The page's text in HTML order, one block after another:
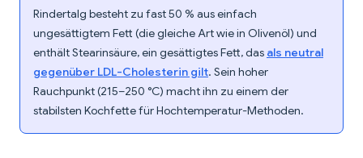
Rindertalg besteht zu fast 50 % aus einfach
ungesättigtem Fett (die gleiche Art wie in Olivenöl) und
enthält Stearinsäure, ein gesättigtes Fett, das als neutral
gegenüber LDL-Cholesterin gilt. Sein hoher
Rauchpunkt (215–250 °C) macht ihn zu einem der
stabilsten Kochfette für Hochtemperatur-Methoden.